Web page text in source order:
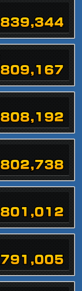
839,344
809,167
808,192
802,738
801,012
791,005